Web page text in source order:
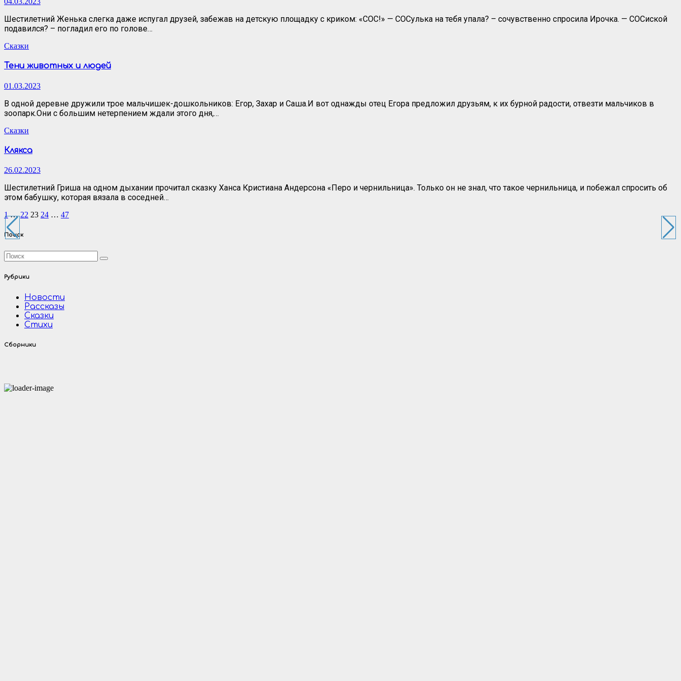
Шестилетний Женька слегка даже испугал друзей, забежав на детскую площадку с криком: «СОС!» — СОСулька на тебя упала? – сочувственно спросила Ирочка. — СОСиской
подавился? – погладил его по голове…
Сказки
Тени животных и людей
01.03.2023
В одной деревне дружили трое мальчишек-дошкольников: Егор, Захар и Саша.И вот однажды отец Егора предложил друзьям, к их бурной радости, отвезти мальчиков в
зоопарк.Они с большим нетерпением ждали этого дня,…
Сказки
Клякса
26.02.2023
Шестилетний Гриша на одном дыхании прочитал сказку Ханса Кристиана Андерсона «Перо и чернильница». Только он не знал, что такое чернильница, и побежал спросить об
этом бабушку, которая вязала в соседней…
Пагинация
записей
1 … 22 23 24 … 47
Поиск
Рубрики
Новости
Рассказы
Сказки
Стихи
Сборники